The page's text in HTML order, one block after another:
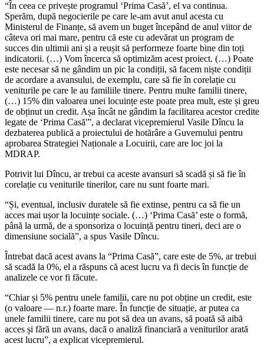
“În ceea ce privește programul ‘Prima Casă’, el va continua.
Sperăm, după negocierile pe care le-am avut anul acesta cu
Ministerul de Finanțe, să avem un buget începând de anul viitor de
câteva ori mai mare, pentru că este cu adevărat un program de
succes din ultimii ani și a reușit să performeze foarte bine din toți
indicatorii. (…) Vom încerca să optimizăm acest proiect. (…) Poate
este necesar să ne gândim un pic la condiții, să facem niște condiții
de acordare a avansului, de exemplu, care să fie în corelație cu
veniturile pe care le au familiile tinere. Pentru multe familii tinere,
(…) 15% din valoarea unei locuințe este poate prea mult, este și greu
de obținut un credit. Așa încât ne gândim la facilitarea acestor credite
legate de ‘Prima Casă'”, a declarat vicepremierul Vasile Dîncu la
dezbaterea publică a proiectului de hotărâre a Guvernului pentru
aprobarea Strategiei Naționale a Locuirii, care are loc joi la
MDRAP.
Potrivit lui Dîncu, ar trebui ca aceste avansuri să scadă și să fie în
corelație cu veniturile tinerilor, care nu sunt foarte mari.
“Și, eventual, inclusiv duratele să fie extinse, pentru ca să fie un
acces mai ușor la locuințe sociale. (…) ‘Prima Casă’ este o formă,
până la urmă, de a sponsoriza o locuință pentru tineri, deci are o
dimensiune socială”, a spus Vasile Dîncu.
Întrebat dacă acest avans la “Prima Casă”, care este de 5%, ar trebui
să scadă la 0%, el a răspuns că acest lucru va fi decis în funcție de
analizele ce vor fi făcute.
“Chiar și 5% pentru unele familii, care nu pot obține un credit, este
(o valoare — n.r.) foarte mare. În funcție de situație, ar putea ca
unele familii tinere, care nu pot să dea un avans, să poată să aibă
acces și fără un avans, dacă o analiză financiară a veniturilor arată
acest lucru”, a explicat vicepremierul.